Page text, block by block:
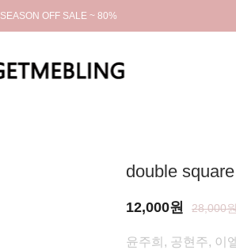
SEASON OFF SALE ~ 80%
double
12,000원 28,000
윤주희, 공현주, 이